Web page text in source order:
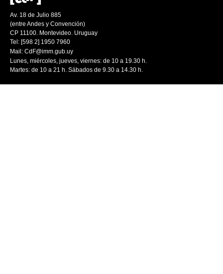
Av. 18 de Julio 885
(entre Andes y Convención)
CP 11100. Montevideo. Uruguay
Tel: [598 2] 1950 7960
Mail: CdF@imm.gub.uy
Lunes, miércoles, jueves, viernes: de 10 a 19.30 h.
Martes: de 10 a 21 h. Sábados de 9.30 a 14.30 h.